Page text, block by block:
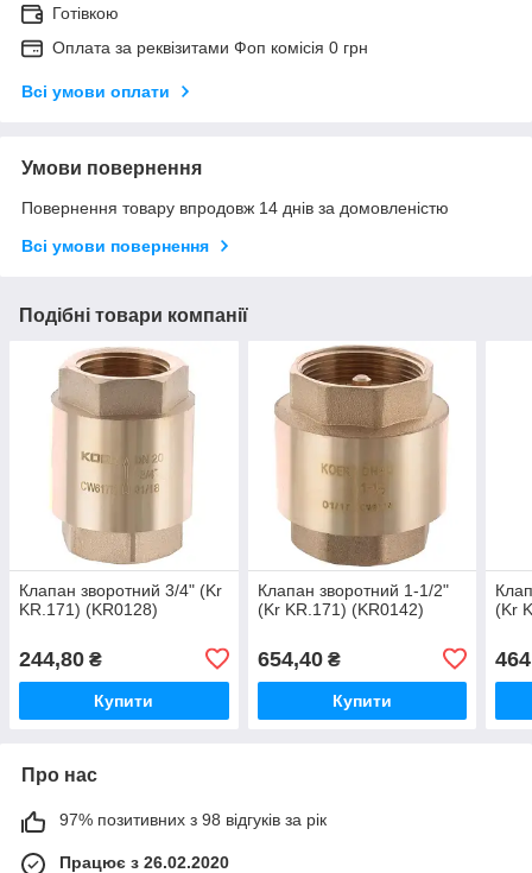
Готівкою
Оплата за реквізитами Фоп комісія 0 грн
Всі умови оплати
Умови повернення
Повернення товару впродовж 14 днів за домовленістю
Всі умови повернення
Подібні товари компанії
Клапан зворотний 3/4" (Kr
KR.171) (KR0128)
244,80 ₴
Купити
Клапан зворотний 1-1/2"
(Kr KR.171) (KR0142)
654,40₴
Купити
(Kr
Про нас
97% позитивних з 98 відгуків за рік
Працює з 26.02.2020